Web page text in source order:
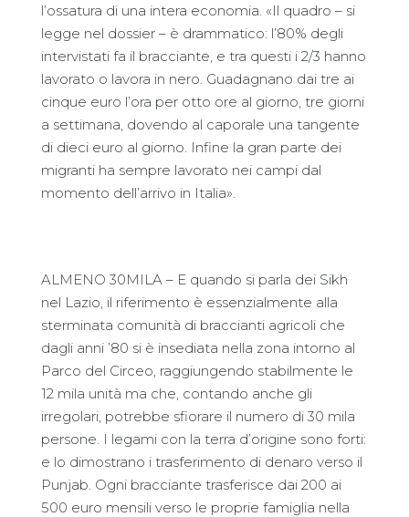
l’ossatura di una intera economia. «Il quadro – si
legge nel dossier – è drammatico: l’80% degli
intervistati fa il bracciante, e tra questi i 2/3 hanno
lavorato o lavora in nero. Guadagnano dai tre ai
cinque euro l’ora per otto ore al giorno, tre giorni
a settimana, dovendo al caporale una tangente
di dieci euro al giorno. Infine la gran parte dei
migranti ha sempre lavorato nei campi dal
momento dell’arrivo in Italia».
ALMENO 30MILA – E quando si parla dei Sikh
nel Lazio, il riferimento è essenzialmente alla
sterminata comunità di braccianti agricoli che
dagli anni ’80 si è insediata nella zona intorno al
Parco del Circeo, raggiungendo stabilmente le
12 mila unità ma che, contando anche gli
irregolari, potrebbe sfiorare il numero di 30 mila
persone. I legami con la terra d’origine sono forti:
e lo dimostrano i trasferimento di denaro verso il
Punjab. Ogni bracciante trasferisce dai 200 ai
500 euro mensili verso le proprie famiglia nella